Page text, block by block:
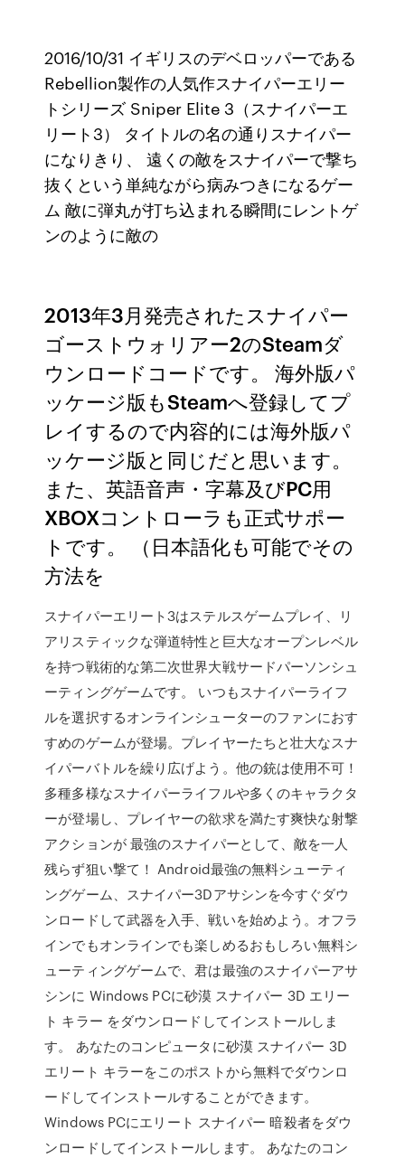
2016/10/31 イギリスのデベロッパーである
Rebellion製作の人気作スナイパーエリー
トシリーズ Sniper Elite 3（スナイパーエ
リート3） タイトルの名の通りスナイパー
になりきり、 遠くの敵をスナイパーで撃ち
抜くという単純ながら病みつきになるゲー
ム 敵に弾丸が打ち込まれる瞬間にレントゲ
ンのように敵の
2013年3月発売されたスナイパー
ゴーストウォリアー2のSteamダ
ウンロードコードです。 海外版パ
ッケージ版もSteamへ登録してプ
レイするので内容的には海外版パ
ッケージ版と同じだと思います。
また、英語音声・字幕及びPC用
XBOXコントローラも正式サポー
トです。 （日本語化も可能でその
方法を
スナイパーエリート3はステルスゲームプレイ、リ
アリスティックな弾道特性と巨大なオープンレベル
を持つ戦術的な第二次世界大戦サードパーソンシュ
ーティングゲームです。 いつもスナイパーライフ
ルを選択するオンラインシューターのファンにおす
すめのゲームが登場。プレイヤーたちと壮大なスナ
イパーバトルを繰り広げよう。他の銃は使用不可！
多種多様なスナイパーライフルや多くのキャラクタ
ーが登場し、プレイヤーの欲求を満たす爽快な射撃
アクションが 最強のスナイパーとして、敵を一人
残らず狙い撃て！ Android最強の無料シューティ
ングゲーム、スナイパー3Dアサシンを今すぐダウ
ンロードして武器を入手、戦いを始めよう。オフラ
インでもオンラインでも楽しめるおもしろい無料シ
ューティングゲームで、君は最強のスナイパーアサ
シンに Windows PCに砂漠 スナイパー 3D エリー
ト キラー をダウンロードしてインストールしま
す。 あなたのコンピュータに砂漠 スナイパー 3D
エリート キラーをこのポストから無料でダウンロ
ードしてインストールすることができます。
Windows PCにエリート スナイパー 暗殺者をダウ
ンロードしてインストールします。 あなたのコン